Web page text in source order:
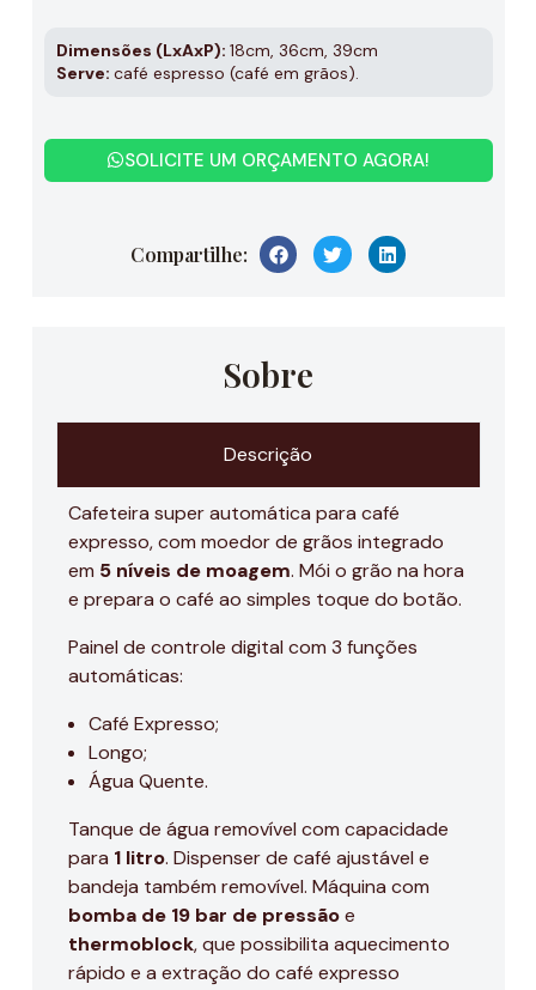
Dimensões (LxAxP): 18cm, 36cm, 39cm
Serve: café espresso (café em grãos).
SOLICITE UM ORÇAMENTO AGORA!
Compartilhe:
Sobre
Descrição
Cafeteira super automática para café
expresso, com moedor de grãos integrado
em 5 níveis de moagem. Mói o grão na hora
e prepara o café ao simples toque do botão.
Painel de controle digital com 3 funções
automáticas:
Café Expresso;
Longo;
Água Quente.
Tanque de água removível com capacidade
para 1 litro. Dispenser de café ajustável e
bandeja também removível. Máquina com
bomba de 19 bar de pressãoe
thermoblock, que possibilita aquecimento
rápido e a extração do café expresso